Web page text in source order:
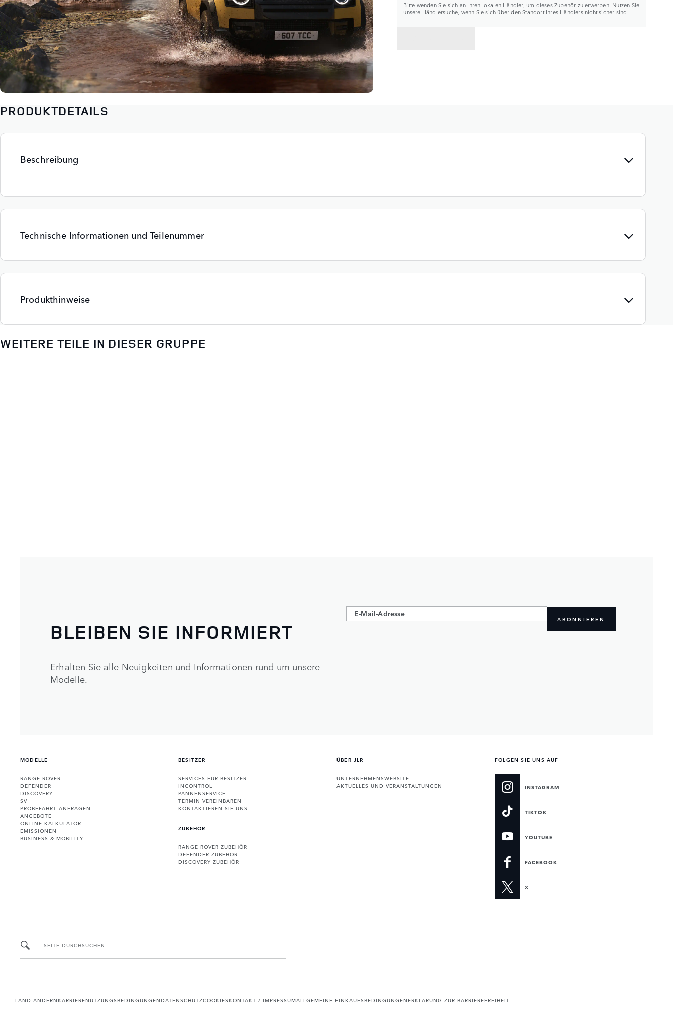
Bitte wenden Sie sich an Ihren lokalen Händler, um dieses Zubehör zu erwerben. Nutzen Sie
unsere Händlersuche, wenn Sie sich über den Standort Ihres Händlers nicht sicher sind.
PRODUKTDETAILS
Beschreibung
Technische Informationen und Teilenummer
Produkthinweise
WEITERE TEILE IN DIESER GRUPPE
BLEIBEN SIE INFORMIERT
Erhalten Sie alle Neuigkeiten und Informationen rund um unsere
Modelle.
ABONNIEREN
MODELLE
RANGE ROVER
DEFENDER
DISCOVERY
SV
PROBEFAHRT ANFRAGEN
ANGEBOTE
ONLINE-KALKULATOR
EMISSIONEN
BUSINESS & MOBILITY
BESITZER
SERVICES FÜR BESITZER
INCONTROL
PANNENSERVICE
TERMIN VEREINBAREN
KONTAKTIEREN SIE UNS
ZUBEHÖR
RANGE ROVER ZUBEHÖR
DEFENDER ZUBEHÖR
DISCOVERY ZUBEHÖR
ÜBER JLR
UNTERNEHMENSWEBSITE
AKTUELLES UND VERANSTALTUNGEN
FOLGEN SIE UNS AUF
INSTAGRAM
TIKTOK
YOUTUBE
FACEBOOK
X
SEITE DURCHSUCHEN
LAND ÄNDERNKARRIERENUTZUNGSBEDINGUNGENDATENSCHUTZCOOKIESKONTAKT / IMPRESSUMALLGEMEINE EINKAUFSBEDINGUNGENERKLÄRUNG ZUR BARRIEREFREIHEIT